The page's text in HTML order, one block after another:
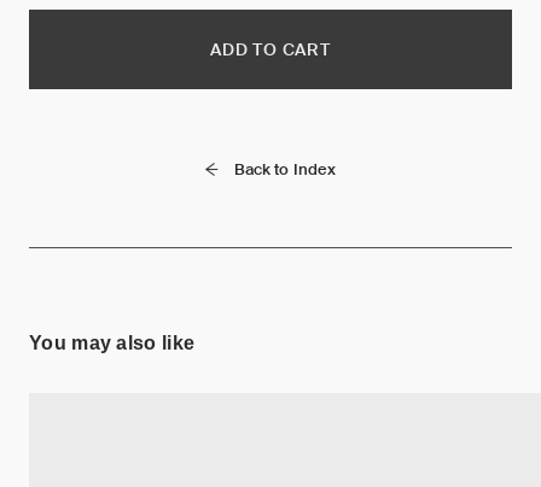
ADD TO CART
Back to Index
You may also like